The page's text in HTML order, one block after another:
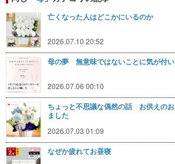
亡くなった人はどこかにいるのか
2026.07.10 20:52
母の夢 無意味ではないことに気が付
2026.07.06 00:10
ちょっと不思議な偶然の話 お供えの
ました
2026.07.03 01:09
なぜか疲れてお昼寝